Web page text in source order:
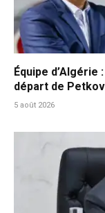
Équipe
départ de
5 août 2026